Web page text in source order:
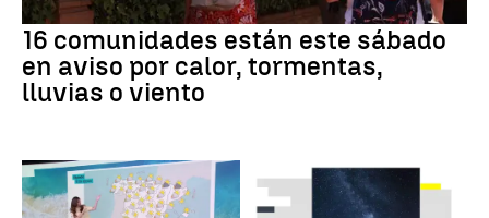
16 comunidades están este sábado
en aviso por calor, tormentas,
lluvias o viento